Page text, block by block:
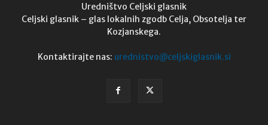
Uredništvo Celjski glasnik
Celjski glasnik – glas lokalnih zgodb Celja, Obsotelja ter
Kozjanskega.
Kontaktirajte nas: urednistvo@celjskiglasnik.si